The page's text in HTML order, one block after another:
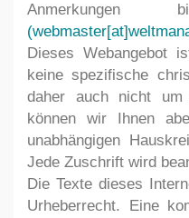
Dieses Webangebot
keine spezifische
daher auch nicht um
können wir Ihnen
unabhängigen
Jede Zuschrift wird
Die Texte dieses
Urheberrecht. Eine